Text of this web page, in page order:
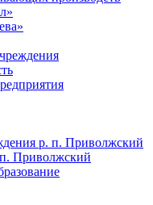
р. п. Приволжский
Приволжский